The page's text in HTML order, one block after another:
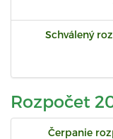
Schválený
Rozpočet
Čerpanie